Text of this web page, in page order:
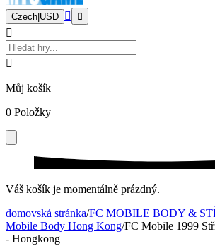
Czech USD
Můj košík
0 Položky
Váš košík je momentálně prázdný.
domovská stránka/FC MOBILE BODY &
Mobile Body Hong Kong/FC Mobile 1999
- Hongkong